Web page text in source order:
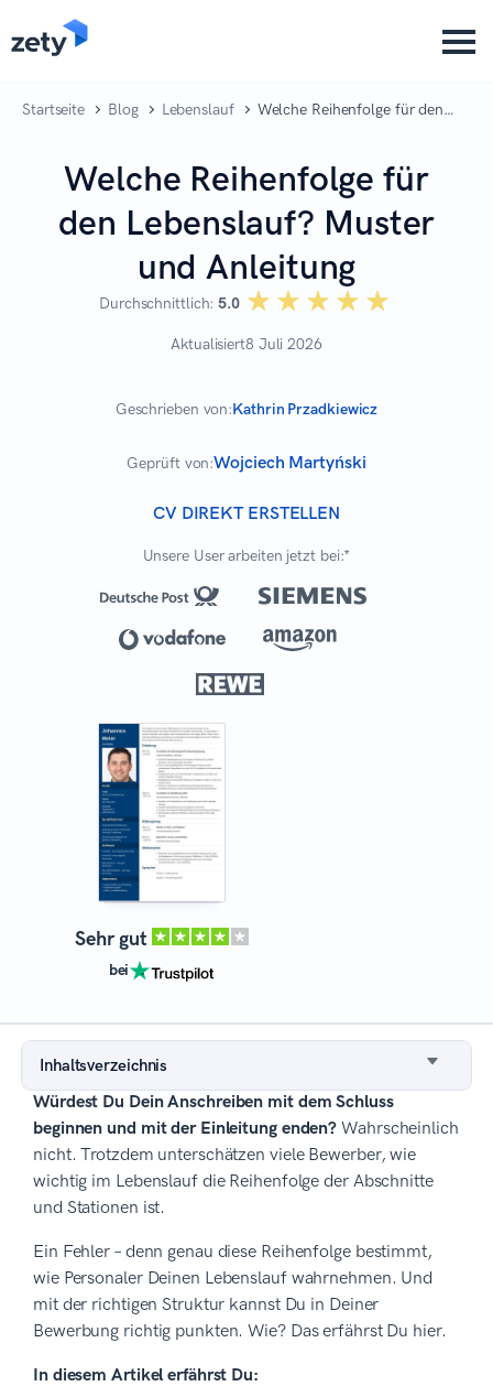
Startseite Blog Lebenslauf
Welche Reihenfolge für den
Sehr gut
bei
Welche Reihenfolge für
den Lebenslauf? Muster
und Anleitung
Durchschnittlich:5.0 ☆☆☆☆☆
★★★★★
Aktualisiert8 Juli 2026
Geschrieben von:Kathrin Przadkiewicz
Geprüft von:Wojciech Martyński
CV DIREKT ERSTELLEN
Unsere User arbeiten jetzt bei:*
Inhaltsverzeichnis
Würdest Du Dein Anschreiben mit dem Schluss
beginnen und mit der Einleitung enden? Wahrscheinlich
nicht. Trotzdem unterschätzen viele Bewerber, wie
wichtig im Lebenslauf die Reihenfolge der Abschnitte
und Stationen ist.
Ein Fehler – denn genau diese Reihenfolge bestimmt,
wie Personaler Deinen Lebenslauf wahrnehmen. Und
mit der richtigen Struktur kannst Du in Deiner
Bewerbung richtig punkten. Wie? Das erfährst Du hier.
In diesem Artikel erfährst Du: